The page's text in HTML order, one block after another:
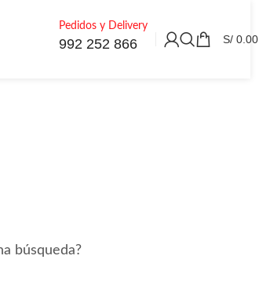
Pedidos y Delivery
992 252 866 S/ 0.00
búsqueda?